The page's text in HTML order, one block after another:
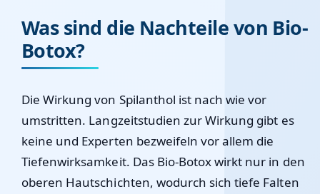
Was sind die Nachteile von Bio-
Botox?
Die Wirkung von Spilanthol ist nach wie vor
umstritten. Langzeitstudien zur Wirkung gibt es
keine und Experten bezweifeln vor allem die
Tiefenwirksamkeit. Das Bio-Botox wirkt nur in den
oberen Hautschichten, wodurch sich tiefe Falten